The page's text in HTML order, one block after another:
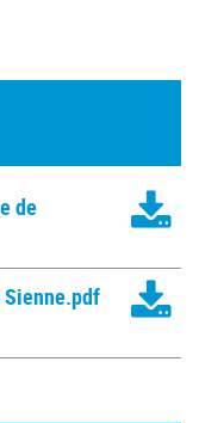
de